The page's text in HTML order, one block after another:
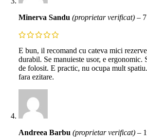
Minerva Sandu (proprietar verificat) –
E bun, il recomand cu cateva mici
durabil. Se manuieste usor, e ergonomic.
de folosit. E practic, nu ocupa mult
fara ezitare.
Andreea Barbu (proprietar verificat) –